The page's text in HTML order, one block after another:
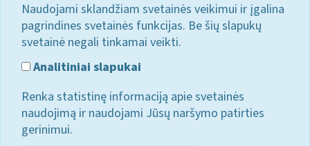
Naudojami sklandžiam svetainės veikimui ir įgalina
pagrindines svetainės funkcijas. Be šių slapukų
svetainė negali tinkamai veikti.
Analitiniai slapukai
Renka statistinę informaciją apie svetainės
naudojimą ir naudojami Jūsų naršymo patirties
gerinimui.